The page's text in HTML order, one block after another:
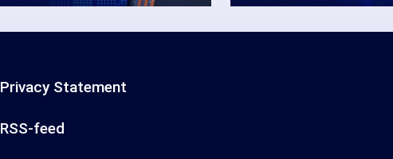
Privacy Statement
RSS-feed